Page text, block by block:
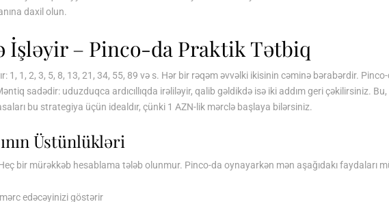
daxil olun.
İşləyir – Pinco-da Praktik Tətbiq
1, 1, 2, 3, 5, 8, 13, 21, 34, 55, 89 və s. Hər bir rəqəm əvvəlki ikisinin cəminə bərabərdir.
sadədir: uduzduqca ardıcıllıqda irəliləyir, qalib gəldikdə isə iki addım geri çəkilirsiniz.
bu strategiya üçün idealdır, çünki 1 AZN-lik mərclə başlaya bilərsiniz.
Üstünlükləri
bir mürəkkəb hesablama tələb olunmur. Pinco-da oynayarkən mən aşağıdakı faydaları
edəcəyinizi göstərir